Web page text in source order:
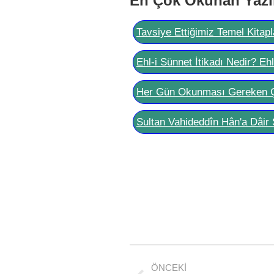
Tavsiye Ettiğimiz Temel
Ehl-i Sünnet İtikadı Nedir?
Her Gün Okunması Gereken
Sultan Vahideddîn Hân'a Dâir
Post
ÖNCEKI